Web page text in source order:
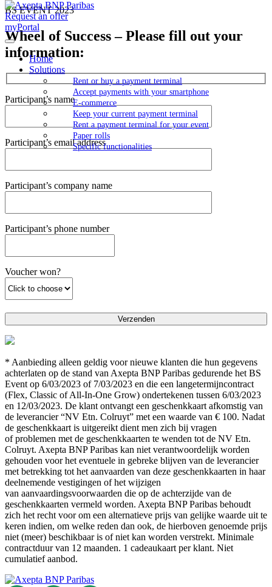
Request an offer
myPortal
Home
Solutions
Rent or buy a payment terminal
Accept payments with your smartphone
E-commerce
Keep your current payment terminal
Rent a payment terminal for your event
Paper rolls
Specific functionalities
BS EVENT 2023
Wheel of Success – Please fill out your
information:
Participant’s name
Participant’s email address
Participant’s company name
Participant’s phone number
Voucher won?
* Aanbieding alleen geldig voor nieuwe klanten die hun gegevens
achterlaten op de stand van Axepta BNP Paribas gedurende het BS
Event op 6/03/2023 of 7/03/2023 en die een langetermijncontract
(Flex, Classic of All-In-One Grow) ondertekenen tussen 6/03/2023
en 12/03/2023. De klant ontvangt een geschenkkaart afkomstig van
de leverancier “NV Etn. Colruyt” met een waarde van € 100. Nadat
de geschenkkaart is uitgereikt dient men zich bij vragen
of problemen met de geschenkkaarten te wenden tot de NV Etn.
Colruyt. Axepta BNP Paribas kan niet verantwoordelijk worden
gehouden voor het eventuele in gebreke blijven van de leverancier
met betrekking tot het aanvaarden van deze geschenkkaarten in haar
deelnemende vestigingen of het wijzigen
van aanvaardingsvoorwaarden die op de achterzijde van de
geschenkkaarten vermeld worden. Axepta BNP Paribas behoudt
zich het recht voor om een alternatieve prijs van gelijke waarde uit te
keren indien, om welke reden dan ook, de hierboven genoemde prijs
niet (meer) beschikbaar is of niet kan worden verstrekt. Minimale
contractduur van 12 maanden. 1 cadeaukaart per klant. Niet
cumulatief aanbod.